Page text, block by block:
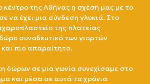
κέντρο της Αθήνας η σχέση μας με το
να έχει μια σύνδεση γλυκιά. Στο
της πλατείας
συνοδευτικό των γιορτών
πιο απαραίτητο.
δώρων σε μια γωνία συνεχίσαμε στο
και μέσα σε αυτά τα χρόνια